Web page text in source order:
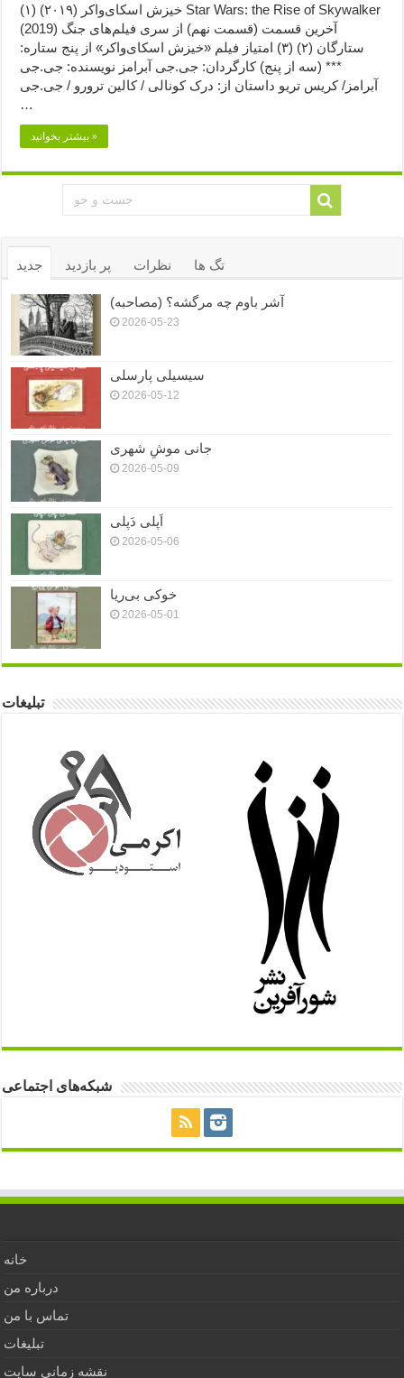
خیزش اسکای‌واکر (۲۰۱۹) (۱) Star Wars: the Rise of Skywalker
(2019) آخرین قسمت (قسمت نهم) از سری فیلم‌های جنگ
ستارگان (۲) (۳) امتیاز فیلم «خیزش اسکای‌واکر» از پنج ستاره:
*** (سه از پنج) کارگردان: جی.جی آبرامز نویسنده: جی.جی
آبرامز/ کریس تریو داستان از: درک کونالی / کالین ترورو / جی.جی
…
بیشتر بخوانید »
جدید پر بازدید نظرات تگ ها
آشر باوم چه مرگشه؟ (مصاحبه)
2026-05-23
سیسیلی پارسلی
2026-05-12
جانی موشِ شهری
2026-05-09
اَپلی دَپلی
2026-05-06
خوکی بی‌ریا
2026-05-01
تبلیغات
شبکه‌های اجتماعی
خانه
درباره من
تماس با من
تبلیغات
نقشه زمانی سایت